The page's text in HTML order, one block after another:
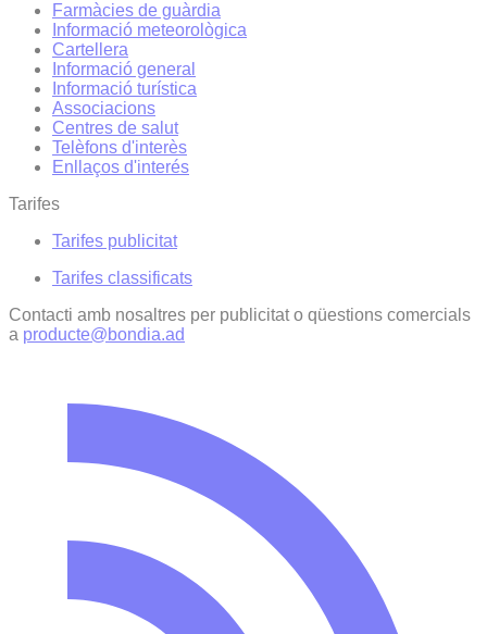
Farmàcies de guàrdia
Informació meteorològica
Cartellera
Informació general
Informació turística
Associacions
Centres de salut
Telèfons d'interès
Enllaços d'interés
Tarifes
Tarifes publicitat
Tarifes classificats
Contacti amb nosaltres per publicitat o qüestions comercials
a producte@bondia.ad